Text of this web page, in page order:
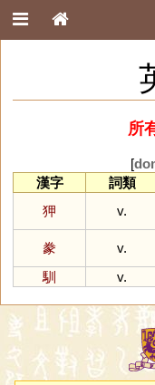
所
[
漢字
詞類
狎
v.
豢
v.
馴
v.